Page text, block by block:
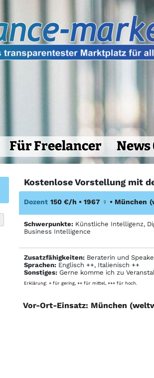
Für Freelancer News
Kostenlose Vorstellung mit
Dozent 150 €/h • 1967 ♀ • München
Schwerpunkte:Künstliche Intelligenz,
Business Intelligence
Zusatzfähigkeiten:Beraterin und
Sprachen:Englisch ++, Italienisch ++
Sonstiges:Gerne komme ich zu
Erklärung: + für gering, ++ für mittel, +++ für hoch.
Vor-Ort-Einsatz: München